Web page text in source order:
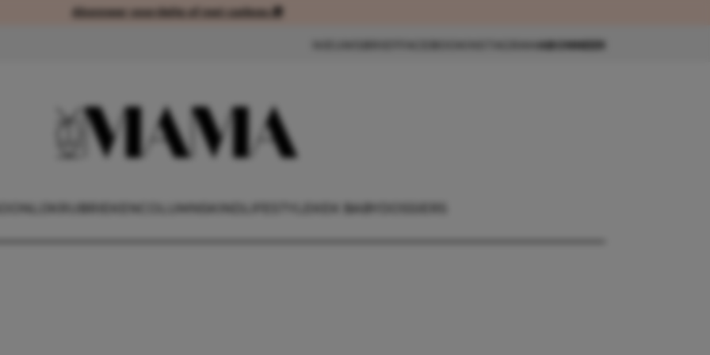
Abonneer voordelig of met cadeau 🎁Abonneer voordelig of met cadeau 🎁
ABONNEER